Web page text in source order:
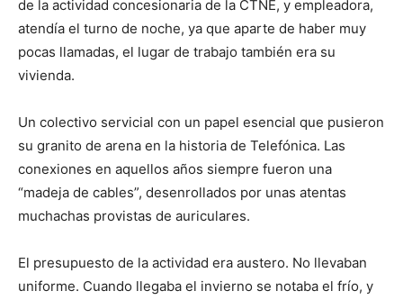
de la actividad concesionaria de la CTNE, y empleadora,
atendía el turno de noche, ya que aparte de haber muy
pocas llamadas, el lugar de trabajo también era su
vivienda.
Un colectivo servicial con un papel esencial que pusieron
su granito de arena en la historia de Telefónica. Las
conexiones en aquellos años siempre fueron una
“madeja de cables”, desenrollados por unas atentas
muchachas provistas de auriculares.
El presupuesto de la actividad era austero. No llevaban
uniforme. Cuando llegaba el invierno se notaba el frío, y